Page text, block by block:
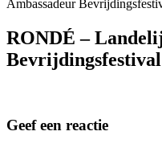
Ambassadeur
RONDÉ –
Geef een reactie